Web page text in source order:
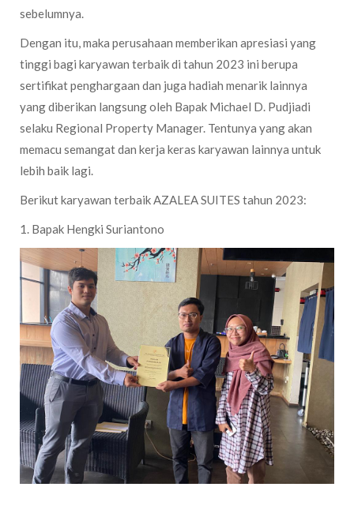
sebelumnya.
Dengan itu, maka perusahaan memberikan apresiasi yang
tinggi bagi karyawan terbaik di tahun 2023 ini berupa
sertifikat penghargaan dan juga hadiah menarik lainnya
yang diberikan langsung oleh Bapak Michael D. Pudjiadi
selaku Regional Property Manager. Tentunya yang akan
memacu semangat dan kerja keras karyawan lainnya untuk
lebih baik lagi.
Berikut karyawan terbaik AZALEA SUITES tahun 2023:
1. Bapak Hengki Suriantono